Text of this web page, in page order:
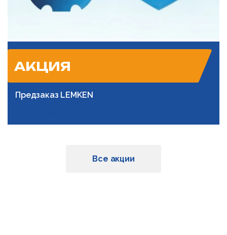
АКЦИЯ
Предзаказ LEMKEN
Все акции